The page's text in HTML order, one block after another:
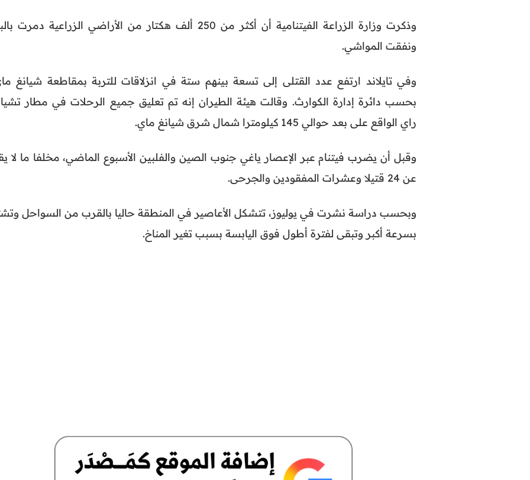
وذكرت وزارة الزراعة الفيتنامية أن أكثر من 250 ألف هكتار من الأراضي الزراعية دمرت
ونفقت المواشي.
وفي تايلاند ارتفع عدد القتلى إلى تسعة بينهم ستة في انزلاقات للتربة بمقاطعة شيانغ
بحسب دائرة إدارة الكوارث. وقالت هيئة الطيران إنه تم تعليق جميع الرحلات في مطار
راي الواقع على بعد حوالي 145 كيلومترا شمال شرق شيانغ ماي.
وقبل أن يضرب فيتنام عبر الإعصار ياغي جنوب الصين والفلبين الأسبوع الماضي، مخلفا ما لا
عن 24 قتيلا وعشرات المفقودين والجرحى.
وبحسب دراسة نشرت في يوليوز، تتشكل الأعاصير في المنطقة حاليا بالقرب من السواحل
بسرعة أكبر وتبقى لفترة أطول فوق اليابسة بسبب تغير المناخ.